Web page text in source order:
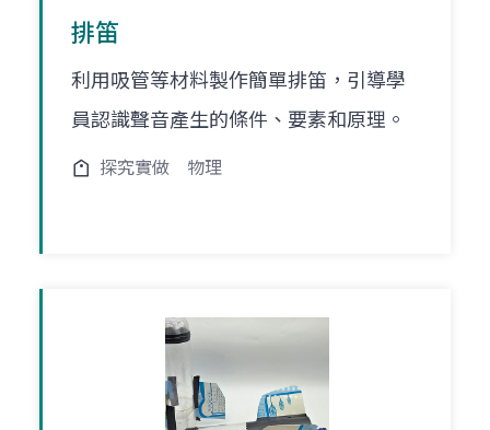
排笛
利用吸管等材料製作簡單排笛，引導學
員認識聲音產生的條件、要素和原理。
探究實做 物理